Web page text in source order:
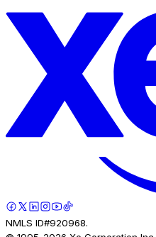
NMLS ID#920968.